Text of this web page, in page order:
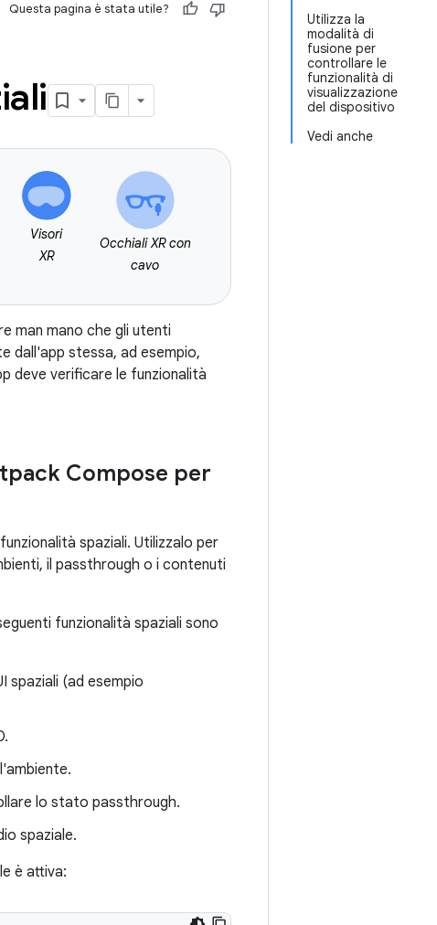
Utilizza la
modalità di
fusione per
controllare le
funzionalità di
visualizzazione
del dispositivo
Vedi anche
Questa pagina è stata utile?
Visori
XR
Occhiali XR con
cavo
man mano che gli utenti
dall'app stessa, ad esempio,
deve verificare le funzionalità
Compose per
spaziali. Utilizzalo per
il passthrough o i contenuti
funzionalità spaziali sono
spaziali (ad esempio
lo stato passthrough.
spaziale.
è attiva: